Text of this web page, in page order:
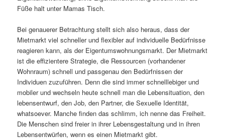
Füße halt unter Mamas Tisch.
Bei genauerer Betrachtung stellt sich also heraus, dass der
Mietmarkt viel schneller und flexibler auf individuelle Bedürfnisse
reagieren kann, als der Eigentumswohnungsmarkt. Der Mietmarkt
ist die effizientere Strategie, die Ressourcen (vorhandener
Wohnraum) schnell und passgenau den Bedürfnissen der
Individuen zuzuführen. Denn die sind immer schnelllebiger und
mobiler und wechseln heute schnell man die Lebensituation, den
lebensentwurf, den Job, den Partner, die Sexuelle Identität,
whatsoever. Manche finden das schlimm, ich nenne das Freiheit.
Die Menschen sind freier in ihrer Lebensgestaltung und in ihren
Lebensentwürfen, wenn es einen Mietmarkt gibt.